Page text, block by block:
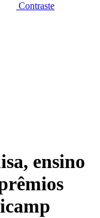
Contraste
ensino